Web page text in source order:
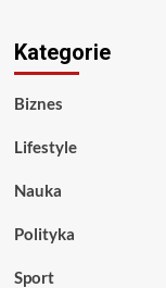
Kategorie
Biznes
Lifestyle
Nauka
Polityka
Sport